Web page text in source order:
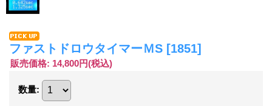
ファストドロウタイマーＭS [1851]
販売価格: 14,800円(税込)
数量: